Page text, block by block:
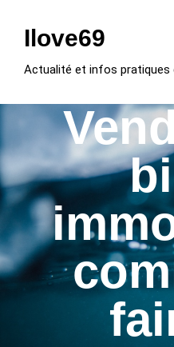
contentIlove69
Actualité et infos pratiques